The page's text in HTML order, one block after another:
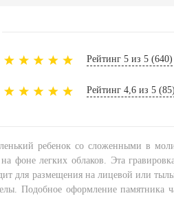
Рейтинг 5 из 5 (640)
Рейтинг 4,6 из 5 (85)
ребенок со сложенными в
фоне легких облаков. Эта
для размещения на лицевой или
Подобное оформление памятника